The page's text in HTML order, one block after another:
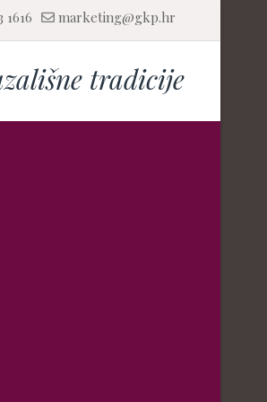
1616 marketing@gkp.hr
tradicije